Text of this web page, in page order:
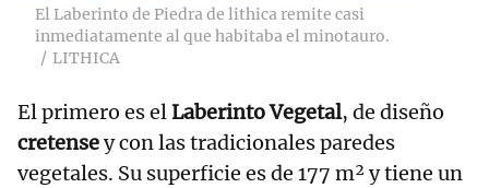
El Laberinto de Piedra de lithica remite casi
inmediatamente al que habitaba el minotauro.
LITHICA
El primero es elLaberinto Vegetal, de diseño
cretensey con las tradicionales paredes
vegetales. Su superficie es de 177 m² y tiene un